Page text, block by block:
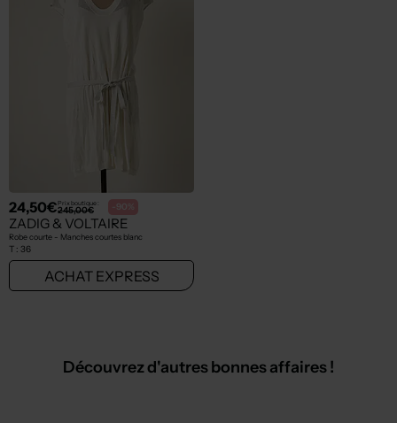
24,50€Prix boutique :
245,00€ -90%
ZADIG & VOLTAIRE
Robe courte - Manches courtes blanc
T : 36
ACHAT EXPRESS
Découvrez d'autres bonnes affaires !